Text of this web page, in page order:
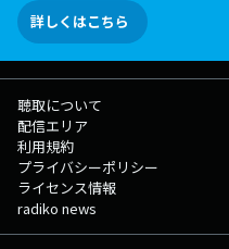
詳しくはこちら
聴取について
配信エリア
利用規約
プライバシーポリシー
ライセンス情報
radiko news